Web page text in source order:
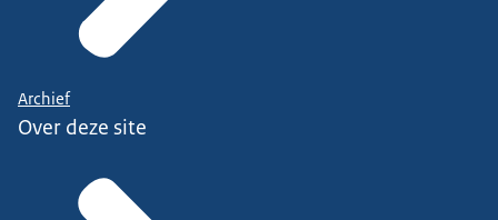
Archief
Over deze site